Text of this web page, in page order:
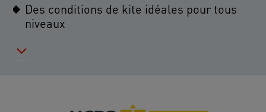
Des conditions de kite idéales pour tous
niveaux